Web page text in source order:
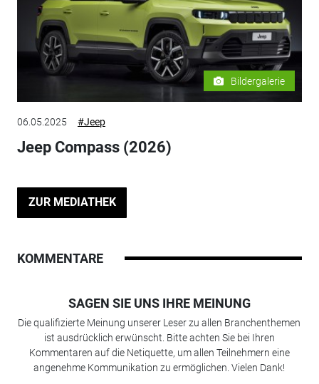
Bildergalerie
06.05.2025 #Jeep
Jeep Compass (2026)
ZUR MEDIATHEK
KOMMENTARE
SAGEN SIE UNS IHRE MEINUNG
Die qualifizierte Meinung unserer Leser zu allen Branchenthemen
ist ausdrücklich erwünscht. Bitte achten Sie bei Ihren
Kommentaren auf die Netiquette, um allen Teilnehmern eine
angenehme Kommunikation zu ermöglichen. Vielen Dank!